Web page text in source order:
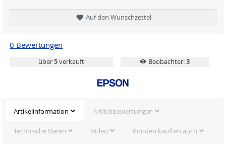
Auf den Wunschzettel
0 Bewertungen
über5verkauft Beobachter:3
Artikelinformation Artikelbewertungen
Technische Daten Video Kunden kauften auch